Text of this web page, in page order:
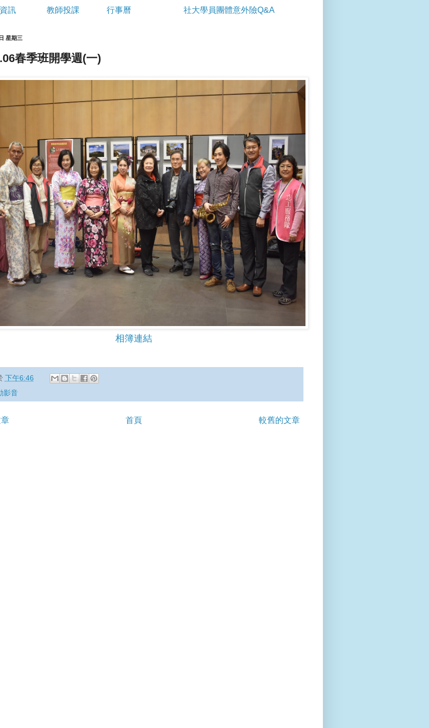
訊
教師投課 行事曆 社大學員團體意外險Q&A
星期三
春季班開學週(一)
相簿連結
下午6:46
影音
較舊的文章
首頁